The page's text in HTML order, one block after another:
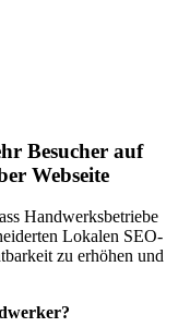
Besucher auf
Webseite
Handwerksbetriebe
Lokalen SEO-
zu erhöhen und